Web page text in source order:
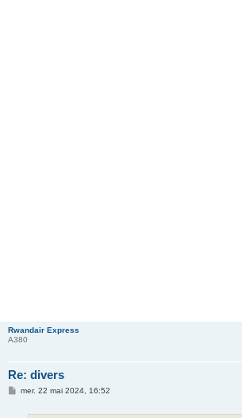
Rwandair Express
A380
Re: divers
Mmer. 22 mai 2024, 16:52